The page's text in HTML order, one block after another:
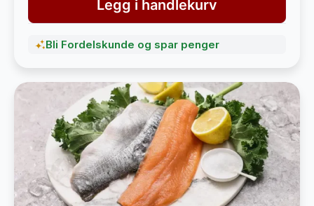
Legg i handlekurv
Bli Fordelskunde og spar penger